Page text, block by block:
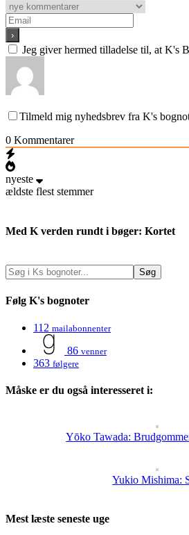
Jeg giver hermed tilladelse til, at K's
Tilmeld mig nyhedsbrev fra K's
0 Kommentarer
nyeste
ældste flest stemmer
Med K verden rundt i bøger: Kortet
Følg K's bognoter
112 mailabonnenter
86 venner
363 følgere
Måske er du også interesseret i:
Yōko Tawada:
Yukio Mishima:
Mest læste seneste uge